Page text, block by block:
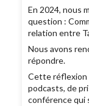
En 2024, nous
question :
relation entre
Nous avons
répondre.
Cette réflexion
podcasts, de
conférence qui